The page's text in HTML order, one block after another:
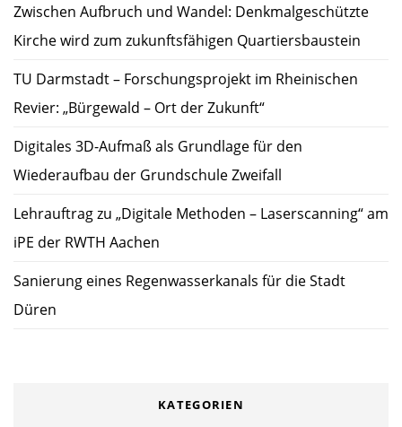
Zwischen Aufbruch und Wandel: Denkmalgeschützte
Kirche wird zum zukunftsfähigen Quartiersbaustein
TU Darmstadt – Forschungsprojekt im Rheinischen
Revier: „Bürgewald – Ort der Zukunft“
Digitales 3D-Aufmaß als Grundlage für den
Wiederaufbau der Grundschule Zweifall
Lehrauftrag zu „Digitale Methoden – Laserscanning“ am
iPE der RWTH Aachen
Sanierung eines Regenwasserkanals für die Stadt
Düren
KATEGORIEN